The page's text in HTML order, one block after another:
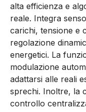
alta efficienza e
reale. Integra
carichi, tensione e
regolazione
energetici. La
modulazione
adattarsi alle reali
sprechi. Inoltre, la
controllo